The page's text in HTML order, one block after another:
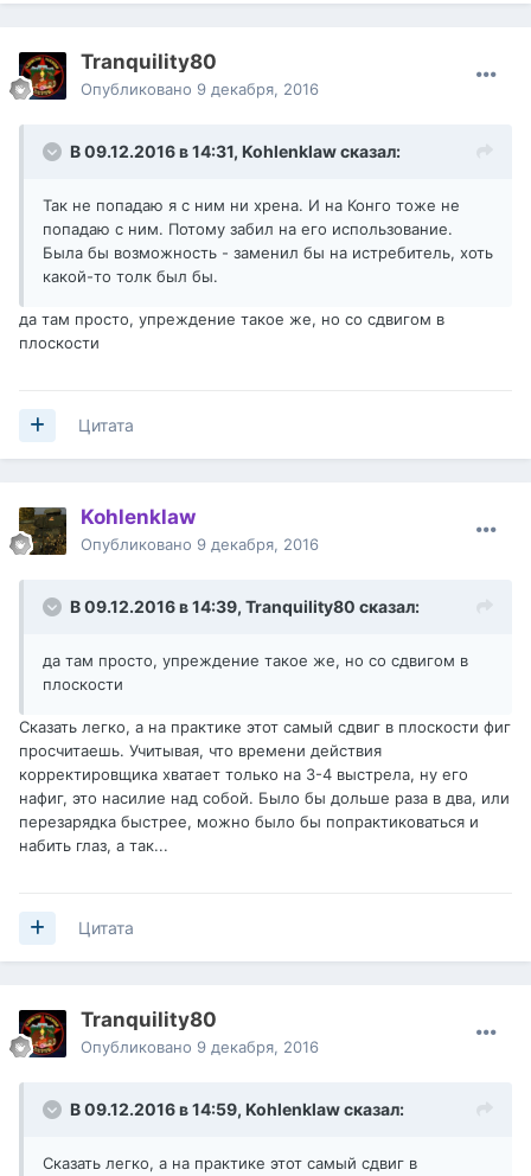
Tranquility80
Опубликовано 9 декабря, 2016
В 09.12.2016 в 14:31, Kohlenklawсказал:
Так не попадаю я с ним ни хрена. И на Конго тоже не
попадаю с ним. Потому забил на его использование.
Была бы возможность - заменил бы на истребитель, хоть
какой-то толк был бы.
да там просто, упреждение такое же, но со сдвигом в
плоскости
Цитата
Kohlenklaw
Опубликовано 9 декабря, 2016
В 09.12.2016 в 14:39, Tranquility80 сказал:
да там просто, упреждение такое же, но со сдвигом в
плоскости
Сказать легко, а на практике этот самый сдвиг в плоскости фиг
просчитаешь. Учитывая, что времени действия
корректировщика хватает только на 3-4 выстрела, ну его
нафиг, это насилие над собой. Было бы дольше раза в два, или
перезарядка быстрее, можно было бы попрактиковаться и
набить глаз, а так...
Цитата
Tranquility80
Опубликовано 9 декабря, 2016
В 09.12.2016 в 14:59, Kohlenklawсказал:
Сказать легко, а на практике этот самый сдвиг в